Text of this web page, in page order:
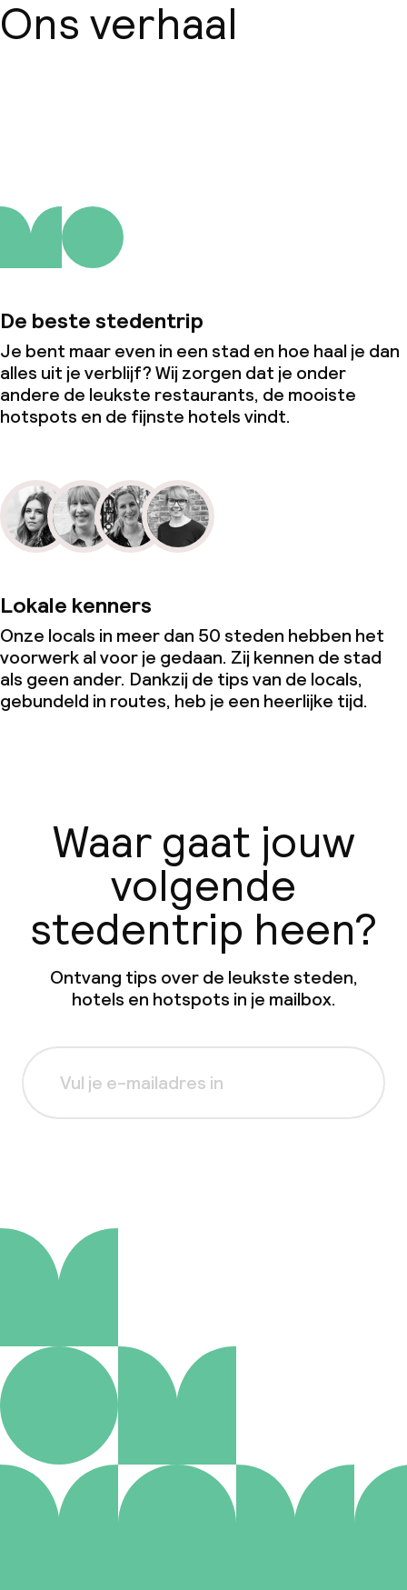
Ons verhaal
De beste stedentrip
Je bent maar even in een stad en hoe haal je dan
alles uit je verblijf? Wij zorgen dat je onder
andere de leukste restaurants, de mooiste
hotspots en de fijnste hotels vindt.
Lokale kenners
Onze locals in meer dan 50 steden hebben het
voorwerk al voor je gedaan. Zij kennen de stad
als geen ander. Dankzij de tips van de locals,
gebundeld in routes, heb je een heerlijke tijd.
Waar gaat jouw
volgende
stedentrip heen?
Ontvang tips over de leukste steden,
hotels en hotspots in je mailbox.